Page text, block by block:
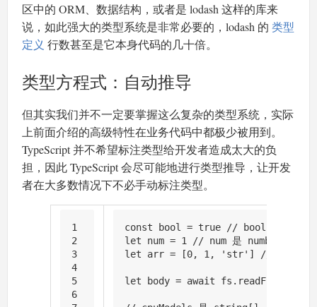
区中的 ORM、数据结构，或者是 lodash 这样的库来
说，如此强大的类型系统是非常必要的，lodash 的 类型
定义 行数甚至是它本身代码的几十倍。
类型方程式：自动推导
但其实我们并不一定要掌握这么复杂的类型系统，实际
上前面介绍的高级特性在业务代码中都极少被用到。
TypeScript 并不希望标注类型给开发者造成太大的负
担，因此 TypeScript 会尽可能地进行类型推导，让开发
者在大多数情况下不必手动标注类型。
1
2
3
4
5
6
const bool = true
// bool 是字面量
let num = 1
// num 是 number
let arr = [0, 1 , 'str' ] // arr 是
let body = await fs. readFile